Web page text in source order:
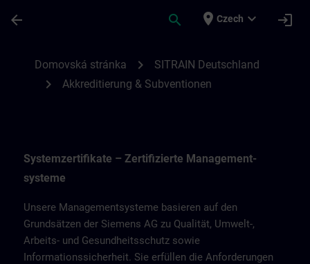
arrow_back search place Czech expand_more login
Domovská stránka chevron_right SITRAIN Deutschland
chevron_right Akkreditierung & Subventionen
Systemzertifikate – Zertifizierte Management­
systeme
Unsere Managementsysteme basieren auf den
Grundsätzen der Siemens AG zu Qualität, Umwelt-,
Arbeits- und Gesundheitsschutz sowie
Informationssicherheit. Sie erfüllen die Anforderungen